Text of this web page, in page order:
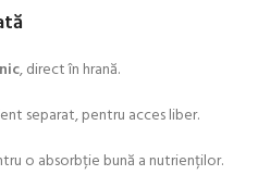
, direct în hrană.
separat, pentru acces liber.
o absorbție bună a nutrienților.